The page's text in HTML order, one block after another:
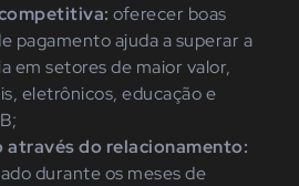
oferecer boas
pagamento ajuda a superar a
em setores de maior valor,
eletrônicos, educação e
através do relacionamento:
durante os meses de